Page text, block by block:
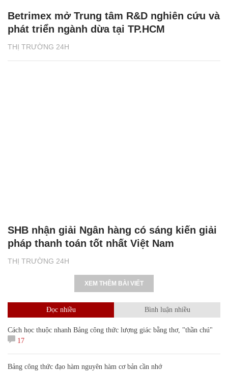
THỊ TRƯỜNG 24H
Betrimex mở Trung tâm R&D nghiên cứu và
phát triển ngành dừa tại TP.HCM
THỊ TRƯỜNG 24H
SHB nhận giải Ngân hàng có sáng kiến giải
pháp thanh toán tốt nhất Việt Nam
XEM THÊM BÀI VIẾT
Đọc nhiều Bình luận nhiều
Cách học thuộc nhanh Bảng công thức lượng giác bằng thơ, "thần chú"
17
Bảng công thức đạo hàm nguyên hàm cơ bản cần nhớ